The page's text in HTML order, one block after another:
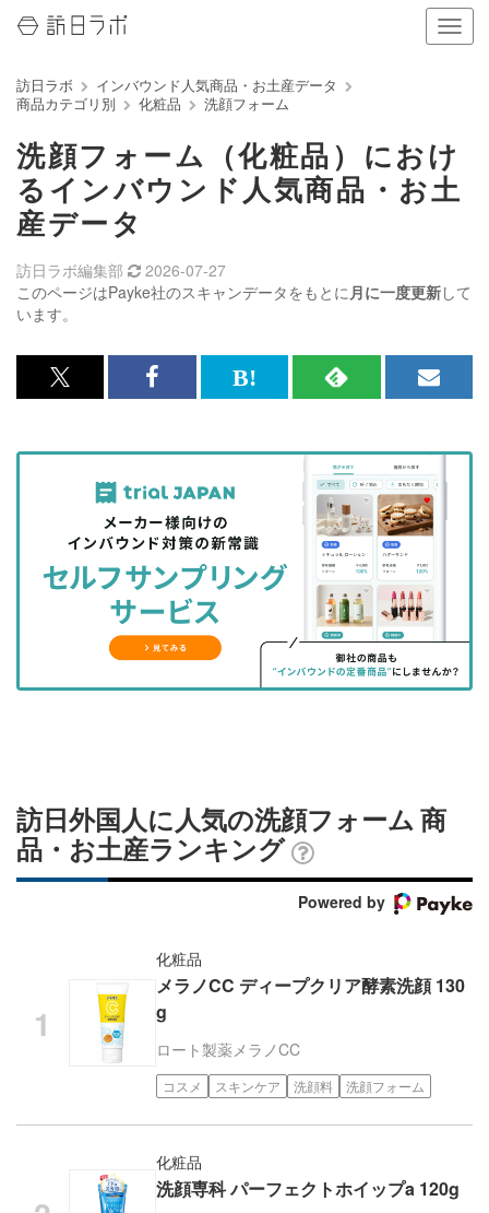
ナ
ビ
ン
の
表
り
る
訪日ラボ
インバウンド人気商品・お土産データ
商品カテゴリ別
化粧品 洗顔フォーム
洗顔フォーム（化粧品）におけ
るインバウンド人気商品・お土
産データ
このページはPayke社のスキャンデータをもとに月に一度更新して
います。
訪日ラボ編集部 2026-07-27
x<br>
記
を
シ
ェ
る
Facebook<br>
記
事
を
シ
ェ
ア
す
る
は
な
ッ
ク
マ
に
RSS
記
事
を
購
読
す
る
メ
マ
ガ
登
録
す
る
訪日外国人に人気の洗顔フォーム 商
品・お土産ランキング
Powered by
化粧品
メラノCC ディープクリア酵素洗顔 130
g
ロート製薬 メラノCC
コスメ スキンケア 洗顔料 洗顔フォーム
化粧品
洗顔専科 パーフェクトホイップa 120g